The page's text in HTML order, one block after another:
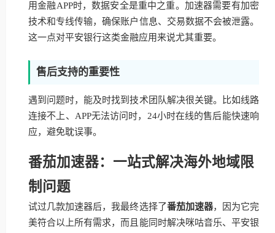
用金融APP时，数据安全是重中之重。加速器需要有加密
技术和专线传输，确保账户信息、交易数据不会被泄露。
这一点对平安银行这类金融应用来说尤其重要。
售后支持的重要性
遇到问题时，能及时找到技术团队解决很关键。比如线路
连接不上、APP无法访问时，24小时在线的售后能快速响
应，避免耽误事。
番茄加速器：一站式解决海外地域限
制问题
试过几款加速器后，我最终选择了番茄加速器，因为它完
美符合以上所有需求，而且能同时解决咪咕音乐、平安银